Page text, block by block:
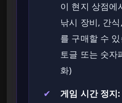
이 현지 상점에
낚시 장비, 간
를 구매할 수
토글 또는 숫자
화)
✔
게임 시간 정지: